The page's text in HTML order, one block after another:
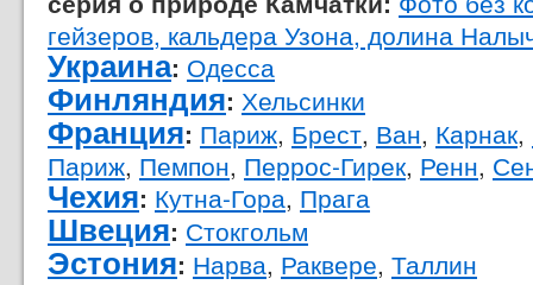
гейзеров, кальдера Узона, долина
Украина: Одесса
Финляндия: Хельсинки
Франция: Париж, Брест, Ван, Карнак,
Париж, Пемпон, Перрос-Гирек, Ренн,
Чехия: Кутна-Гора, Прага
Швеция: Стокгольм
Эстония: Нарва, Раквере, Таллин